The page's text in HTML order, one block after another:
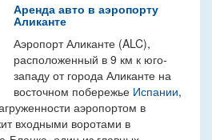
Аренда авто в аэропорту
Аликанте
Аэропорт Аликанте (ALC),
расположенный в 9 км к юго-
западу от города Аликанте на
восточном побережье Испании,
аэропортом в
входными воротами в